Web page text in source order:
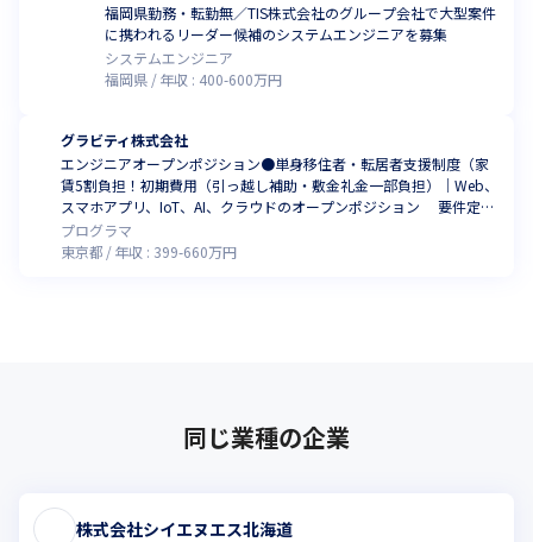
福岡県勤務・転勤無／TIS株式会社のグループ会社で大型案件
に携われるリーダー候補のシステムエンジニアを募集
システムエンジニア
福岡県
年収 : 400-600万円
グラビティ株式会社
エンジニアオープンポジション●単身移住者・転居者支援制度（家
賃5割負担！初期費用（引っ越し補助・敷金礼金一部負担）｜Web、
スマホアプリ、IoT、AI、クラウドのオープンポジション 要件定
義〜リリースまで！｜幅広いプロジェクトをご用意！｜最大還元率9
0%（2023年12月時点）｜月平均残業0h~15h（2019～2022年実
プログラマ
東京都
年収 : 399-660万円
同じ業種の企業
株式会社シイエヌエス北海道